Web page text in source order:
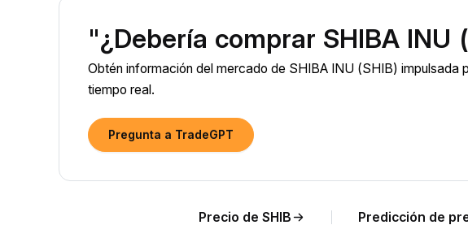
"¿Debería comprar SHIBA INU
Obtén información del mercado de SHIBA INU (SHIB) impulsada
tiempo real.
Pregunta a TradeGPT
Precio de SHIB Predicción de